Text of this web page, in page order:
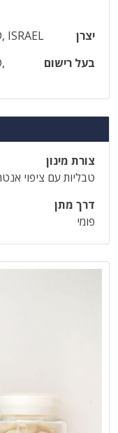
יצרן
ISRAEL
בעל רישום
צורת מינון
טבליות עם ציפוי
דרך מתן
פומי